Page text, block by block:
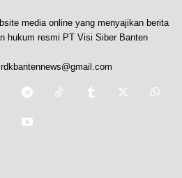
media online yang menyajikan berita
hukum resmi PT Visi Siber Banten
rdkbantennews@gmail.com